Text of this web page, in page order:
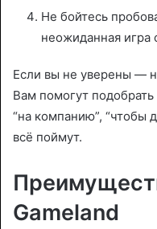
Не бойтесь
неожиданная игра
Если вы не уверены —
Вам помогут подобрать
“на компанию”, “чтобы
всё поймут.
Gameland